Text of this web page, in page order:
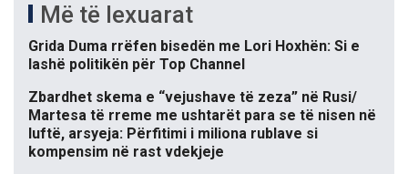
Më të lexuarat
Grida Duma rrëfen bisedën me Lori Hoxhën: Si e
lashë politikën për Top Channel
Zbardhet skema e “vejushave të zeza” në Rusi/
Martesa të rreme me ushtarët para se të nisen në
luftë, arsyeja: Përfitimi i miliona rublave si
kompensim në rast vdekjeje